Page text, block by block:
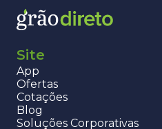
Site
App
Ofertas
Cotações
Blog
Soluções Corporativas